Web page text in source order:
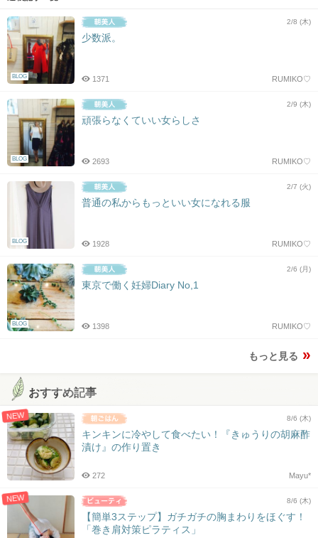
BLOG
2/8 (木)
少数派。
RUMIKO♡
1371
BLOG
2/9 (木)
頑張らなくていい女らしさ
RUMIKO♡
2693
BLOG
2/7 (火)
普通の私からもっといい女になれる服
RUMIKO♡
1928
BLOG
2/6 (月)
東京で働く妊婦Diary No,1
RUMIKO♡
1398
もっと見る
おすすめ記事
NEW 8/6 (木)
キンキンに冷やして食べたい！『きゅうりの胡麻酢
漬け』の作り置き
Mayu*
272
NEW 8/6 (木)
【簡単3ステップ】ガチガチの胸まわりをほぐす！
「巻き肩対策ピラティス」